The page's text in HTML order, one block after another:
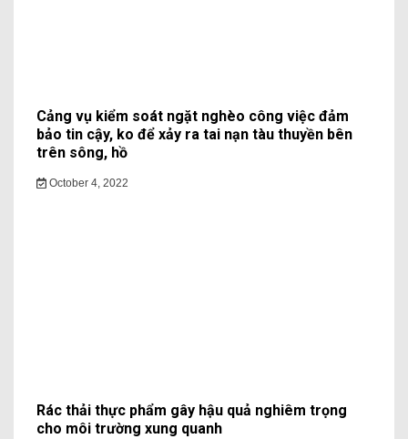
Cảng vụ kiểm soát ngặt nghèo công việc đảm
bảo tin cậy, ko để xảy ra tai nạn tàu thuyền bên
trên sông, hồ
October 4, 2022
Rác thải thực phẩm gây hậu quả nghiêm trọng
cho môi trường xung quanh